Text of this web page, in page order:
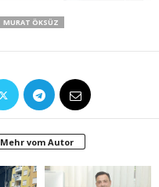
MURAT ÖKSÜZ
Mehr vom Autor